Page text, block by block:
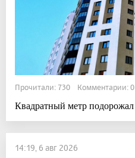
Прочитали: 730 Комментарии: 0
Квадратный метр подорожал
14:19, 6 авг 2026